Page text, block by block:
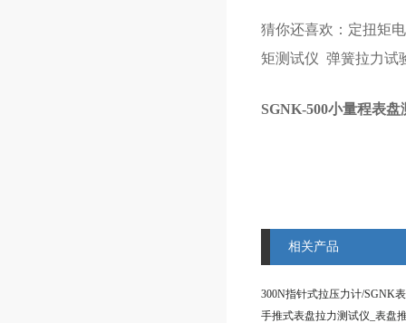
猜你还喜欢： 定扭矩
矩测试仪 弹簧拉力试
SGNK-500小量程表
相关产品